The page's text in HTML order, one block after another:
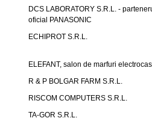
DCS LABORATORY S.R.L. -
oficial PANASONIC
ECHIPROT S.R.L.
ELEFANT, salon de marfuri
R & P BOLGAR FARM S.R.L.
RISCOM COMPUTERS S.R.L.
TA-GOR S.R.L.